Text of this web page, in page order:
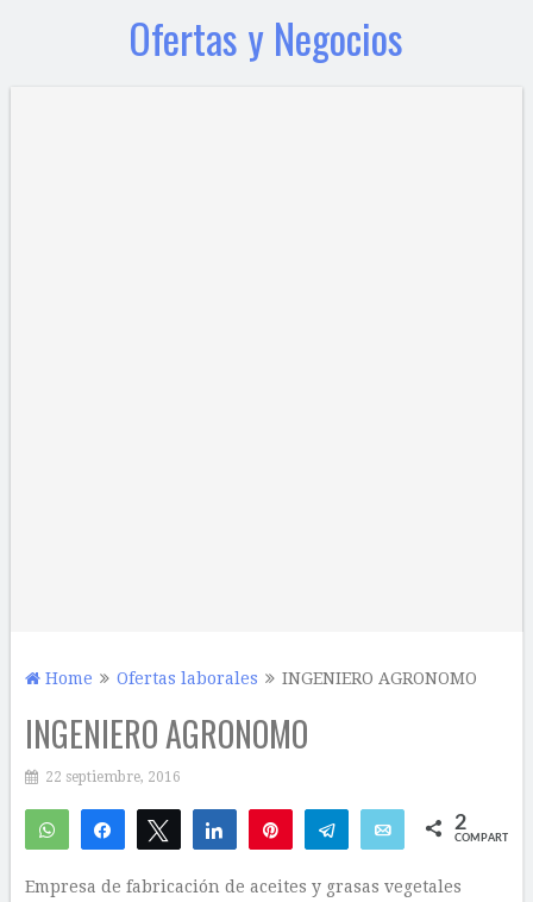
Ofertas y Negocios
Home Ofertas laborales INGENIERO AGRONOMO
INGENIERO AGRONOMO
22 septiembre, 2016
WhatsAppCompartirTwittear Compartir Telegram Email 2
COMPARTIR
Empresa de fabricación de aceites y grasas vegetales